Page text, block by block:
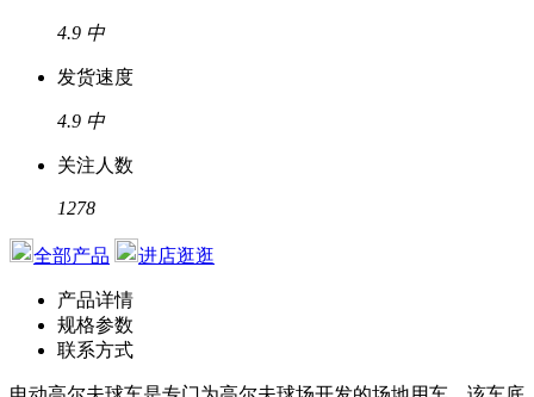
4.9 中
发货速度
4.9 中
关注人数
1278
全部产品 进店逛逛
产品详情
规格参数
联系方式